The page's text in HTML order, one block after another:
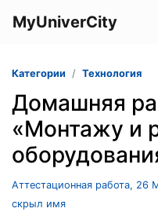
MyUniverCity
Категории Технология
Домашняя
«Монтажу и
Аттестационная работа, 26
скрыл имя